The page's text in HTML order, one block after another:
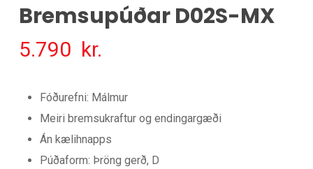
Bremsupúðar D02S-MX
5.790 kr.
Fóðurefni: Málmur
Meiri bremsukraftur og endingargæði
Án kælihnapps
Púðaform: Þröng gerð, D